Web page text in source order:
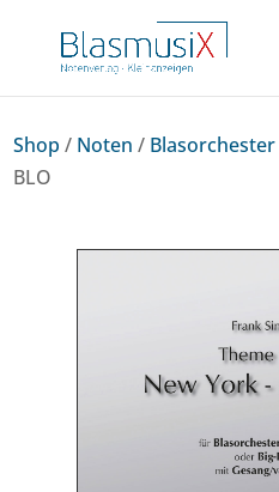
Shop / Noten / Blasorchester
BLO